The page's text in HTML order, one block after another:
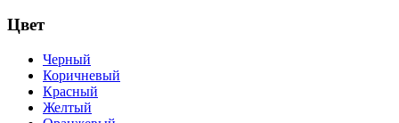
Цвет
Черный
Коричневый
Красный
Желтый